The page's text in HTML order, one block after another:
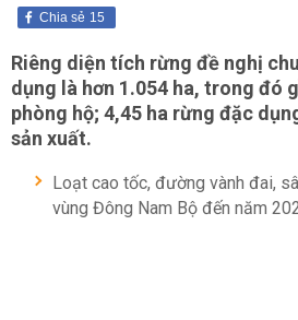
15
Chia sẻ
Riêng diện tích rừng đề nghị
dụng là hơn 1.054 ha, trong đó
phòng hộ; 4,45 ha rừng đặc
sản xuất.
Loạt cao tốc, đường vành đai,
vùng Đông Nam Bộ đến năm